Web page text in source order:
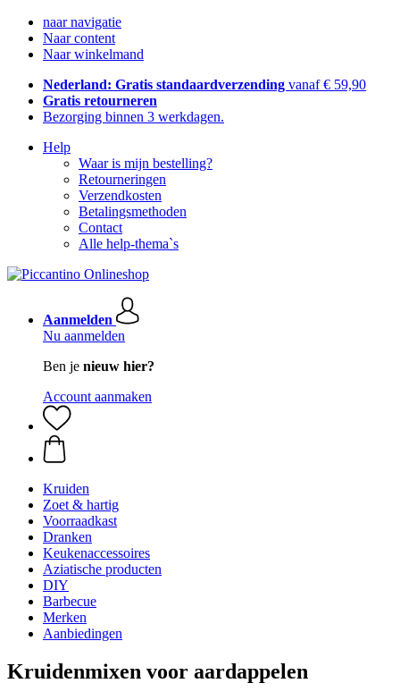
naar navigatie
Naar content
Naar winkelmand
Nederland: Gratis standaardverzending vanaf € 59,90
Gratis retourneren
Bezorging binnen 3 werkdagen.
Help
Waar is mijn bestelling?
Retourneringen
Verzendkosten
Betalingsmethoden
Contact
Alle help-thema`s
Aanmelden
Nu aanmelden
Ben je nieuw hier?
Account aanmaken
Kruiden
Zoet & hartig
Voorraadkast
Dranken
Keukenaccessoires
Aziatische producten
DIY
Barbecue
Merken
Aanbiedingen
Kruidenmixen voor aardappelen